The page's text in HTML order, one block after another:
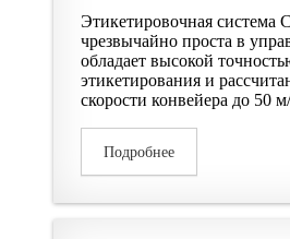
Этикетировочная система
чрезвычайно проста в
обладает высокой
этикетирования и
скорости конвейера до 50
Подробнее